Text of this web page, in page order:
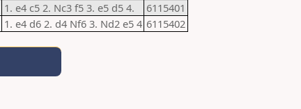
1. e4 c5 2. Nc3 f5 3. e5 d5 4.
6115401
1. e4 d6 2. d4 Nf6 3. Nd2 e5 4 6115402